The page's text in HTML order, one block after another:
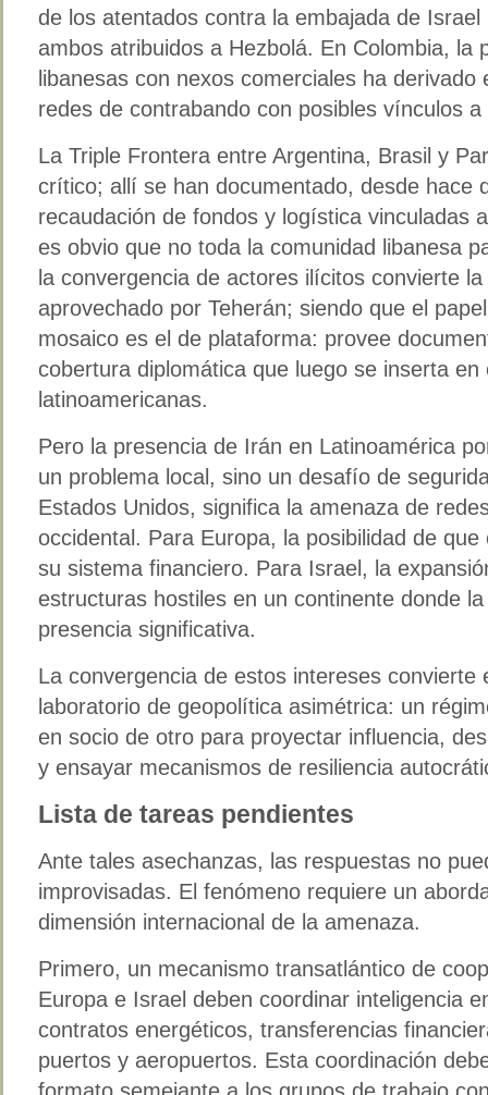
de los atentados contra la embajada de
ambos atribuidos a Hezbolá. En Colombia, la
libanesas con nexos comerciales ha derivado
redes de contrabando con posibles vínculos a
La Triple Frontera entre Argentina, Brasil y
crítico; allí se han documentado, desde hace
recaudación de fondos y logística vinculadas
es obvio que no toda la comunidad libanesa
la convergencia de actores ilícitos convierte la
aprovechado por Teherán; siendo que el
mosaico es el de plataforma: provee
cobertura diplomática que luego se inserta
latinoamericanas.
Pero la presencia de Irán en Latinoamérica
un problema local, sino un desafío de
Estados Unidos, significa la amenaza de
occidental. Para Europa, la posibilidad de
su sistema financiero. Para Israel, la
estructuras hostiles en un continente donde
presencia significativa.
La convergencia de estos intereses convierte
laboratorio de geopolítica asimétrica: un
en socio de otro para proyectar influencia,
y ensayar mecanismos de resiliencia
Lista de tareas pendientes
Ante tales asechanzas, las respuestas no
improvisadas. El fenómeno requiere un
dimensión internacional de la amenaza.
Primero, un mecanismo transatlántico de
Europa e Israel deben coordinar inteligencia
contratos energéticos, transferencias
puertos y aeropuertos. Esta coordinación
formato semejante a los grupos de trabajo